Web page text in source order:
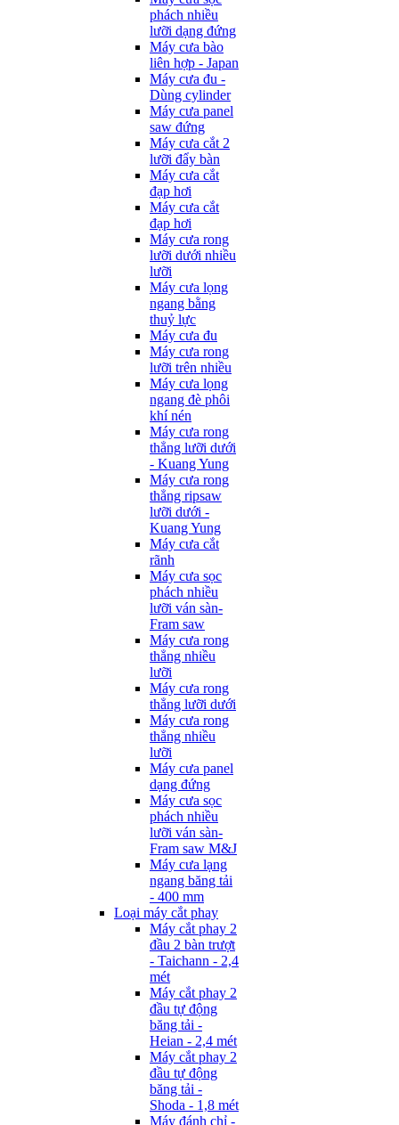
phách nhiều
lưỡi dạng đứng
Máy cưa bào
liên hợp - Japan
Máy cưa đu -
Dùng cylinder
Máy cưa panel
saw đứng
Máy cưa cắt 2
lưỡi đẩy bàn
Máy cưa cắt
đạp hơi
Máy cưa cắt
đạp hơi
Máy cưa rong
lưỡi dưới nhiều
lưỡi
Máy cưa lọng
ngang bằng
thuỷ lực
Máy cưa đu
Máy cưa rong
lưỡi trên nhiều
Máy cưa lọng
ngang đè phôi
khí nén
Máy cưa rong
thẳng lưỡi dưới
- Kuang Yung
Máy cưa rong
thẳng ripsaw
lưỡi dưới -
Kuang Yung
Máy cưa cắt
rãnh
Máy cưa sọc
phách nhiều
lưỡi ván sàn-
Fram saw
Máy cưa rong
thẳng nhiều
lưỡi
Máy cưa rong
thẳng lưỡi dưới
Máy cưa rong
thẳng nhiều
lưỡi
Máy cưa panel
dạng đứng
Máy cưa sọc
phách nhiều
lưỡi ván sàn-
Fram saw M&J
Máy cưa lạng
ngang băng tải
- 400 mm
Loại máy cắt phay
Máy cắt phay 2
đầu 2 bàn trượt
- Taichann - 2,4
mét
Máy cắt phay 2
đầu tự động
băng tải -
Heian - 2,4 mét
Máy cắt phay 2
đầu tự động
băng tải -
Shoda - 1,8 mét
Máy đánh chỉ -